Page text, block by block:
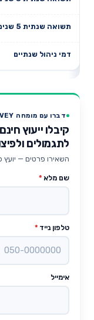
דברו עם מומחה SAVEY
קיבלו ייעוץ
לתגמולים
השאירו פרטים — יועץ
שם מלא *
טלפון נייד *
אימייל